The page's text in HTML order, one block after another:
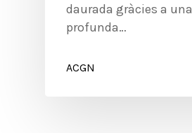
daurada gràcies a una
profunda…
ACGN